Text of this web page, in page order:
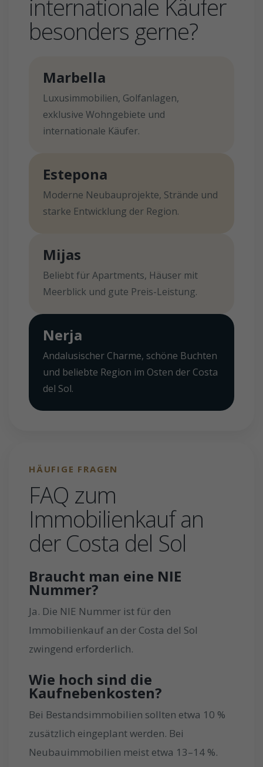
internationale Käufer
besonders gerne?
Marbella
Luxusimmobilien, Golfanlagen,
exklusive Wohngebiete und
internationale Käufer.
Estepona
Moderne Neubauprojekte, Strände und
starke Entwicklung der Region.
Mijas
Beliebt für Apartments, Häuser mit
Meerblick und gute Preis-Leistung.
Nerja
Andalusischer Charme, schöne Buchten
und beliebte Region im Osten der Costa
del Sol.
HÄUFIGE FRAGEN
FAQ zum
Immobilienkauf an
der Costa del Sol
Braucht man eine NIE
Nummer?
Ja. Die NIE Nummer ist für den
Immobilienkauf an der Costa del Sol
zwingend erforderlich.
Wie hoch sind die
Kaufnebenkosten?
Bei Bestandsimmobilien sollten etwa 10 %
zusätzlich eingeplant werden. Bei
Neubauimmobilien meist etwa 13–14 %.